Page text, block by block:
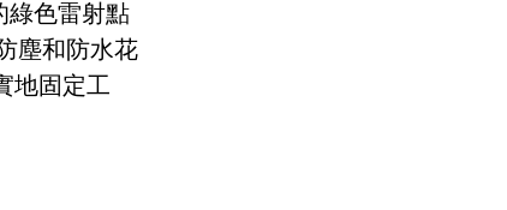
色雷射點
塵和防水花
地固定工